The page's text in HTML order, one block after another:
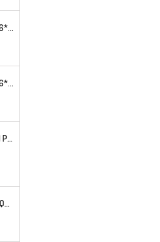
POCHOIR PLASTIQUE 26*18CM : ALPHABET (16)
POCHOIR PLASTIQUE 26*18CM : PETITS MOTIFS FLORALES
POCHOIR LETTRE A4 EN PLASTIQUE MYLAR ALPHABET RACINE 30 MM
POCHOIR A4 EN PLASTIQUE MYLAR ALPHABET LETTRE TYPO SEGOE 25 MM